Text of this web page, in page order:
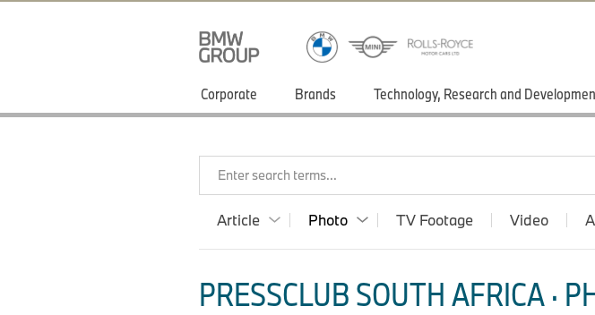
Corporate Brands Technology, Research and
Enter search terms...
Article Photo TV Footage Video
PRESSCLUB SOUTH AFRICA ·